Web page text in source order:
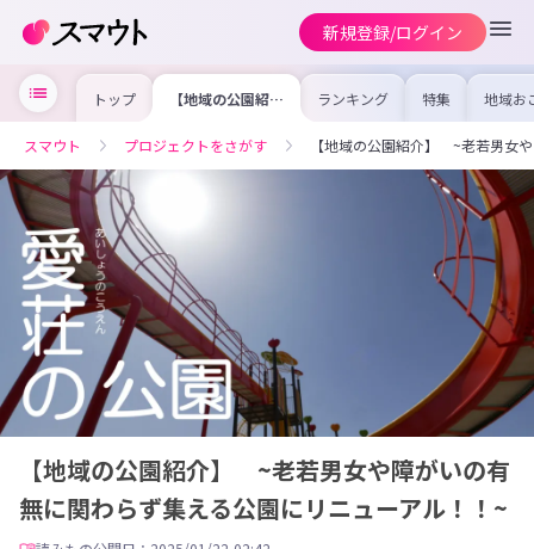
新規登録/ログイン
トップ 【地域の公園紹
介】 ~老若男女
関わらず集える公
園にリニューア
ル！！~
ランキング 特集 地域お
の求
を集め
事内容
を比較
合った
けよう
スマウト プロジェクトをさがす 【地域の公園紹介】 ~老若男女
【地域の公園紹介】 ~老若男女や障がいの有
無に関わらず集える公園にリニューアル！！~